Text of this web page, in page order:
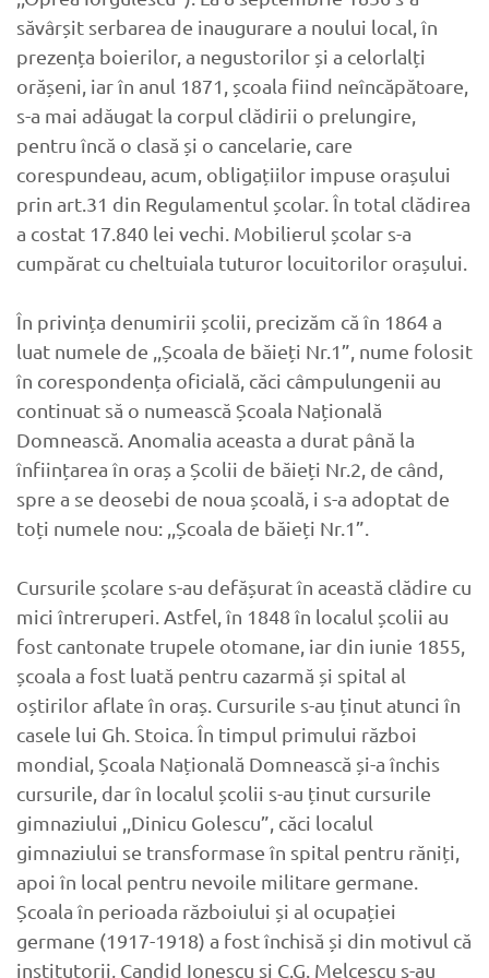
săvârșit serbarea de inaugurare a noului local, în
prezența boierilor, a negustorilor și a celorlalți
orășeni, iar în anul 1871, școala fiind neîncăpătoare,
s-a mai adăugat la corpul clădirii o prelungire,
pentru încă o clasă și o cancelarie, care
corespundeau, acum, obligațiilor impuse orașului
prin art.31 din Regulamentul școlar. În total clădirea
a costat 17.840 lei vechi. Mobilierul școlar s-a
cumpărat cu cheltuiala tuturor locuitorilor orașului.
În privința denumirii școlii, precizăm că în 1864 a
luat numele de ,,Școala de băieți Nr.1”, nume folosit
în corespondența oficială, căci câmpulungenii au
continuat să o numească Școala Națională
Domnească. Anomalia aceasta a durat până la
înființarea în oraș a Școlii de băieți Nr.2, de când,
spre a se deosebi de noua școală, i s-a adoptat de
toți numele nou: ,,Școala de băieți Nr.1”.
Cursurile școlare s-au defășurat în această clădire cu
mici întreruperi. Astfel, în 1848 în localul școlii au
fost cantonate trupele otomane, iar din iunie 1855,
școala a fost luată pentru cazarmă și spital al
oștirilor aflate în oraș. Cursurile s-au ținut atunci în
casele lui Gh. Stoica. În timpul primului război
mondial, Școala Națională Domnească și-a închis
cursurile, dar în localul școlii s-au ținut cursurile
gimnaziului ,,Dinicu Golescu”, căci localul
gimnaziului se transformase în spital pentru răniți,
apoi în local pentru nevoile militare germane.
Școala în perioada războiului și al ocupației
germane (1917-1918) a fost închisă și din motivul că
institutorii, Candid Ionescu și C.G. Melcescu s-au